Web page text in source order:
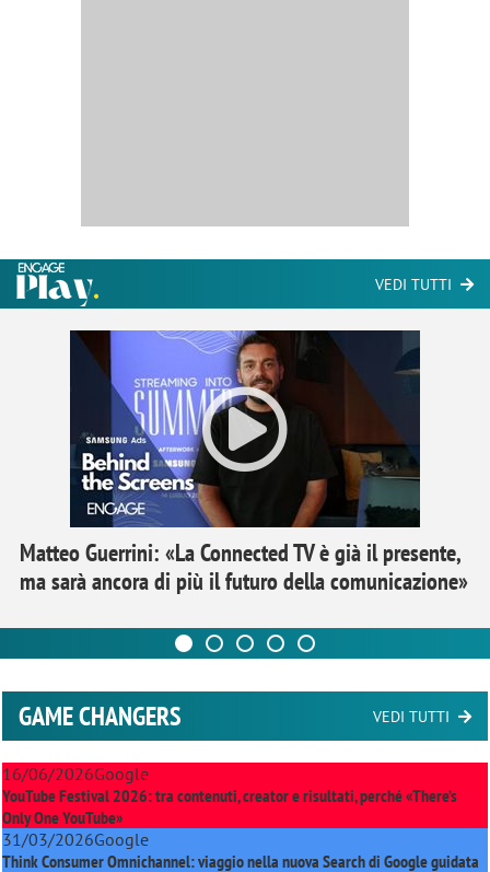
VEDI TUTTI
Matteo Guerrini: «La Connected TV è già il presente,
ma sarà ancora di più il futuro della comunicazione»
GAME CHANGERS VEDI TUTTI
16/06/2026Google
YouTube Festival 2026: tra contenuti, creator e risultati, perché «There’s
Only One YouTube»
31/03/2026Google
Think Consumer Omnichannel: viaggio nella nuova Search di Google guidata